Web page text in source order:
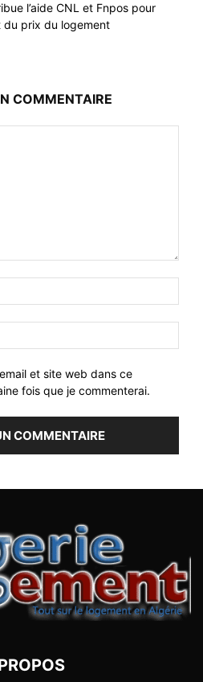
l’aide CNL et Fnpos pour
du prix du logement
COMMENTAIRE
et site web dans ce
fois que je commenterai.